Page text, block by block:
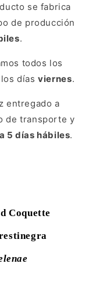
se fabrica
de producción
.
todos los
los díasviernes.
entregado a
de transporte y
a 5 días hábiles.
Coquette